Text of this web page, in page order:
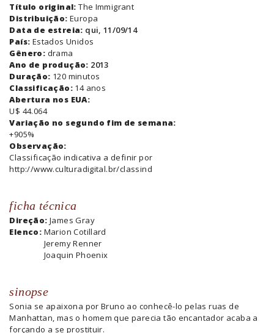
Título original:The Immigrant
Distribuição: Europa
Data de estreia: qui, 11/09/14
País: Estados Unidos
Gênero: drama
Ano de produção: 2013
Duração: 120 minutos
Classificação: 14 anos
Abertura nos EUA:
U$ 44.064
Variação no segundo fim de semana:
+905%
Observação:
Classificação indicativa a definir por
http://www.culturadigital.br/classind
ficha técnica
Direção: James Gray
Elenco: Marion Cotillard
Jeremy Renner
Joaquin Phoenix
sinopse
Sonia se apaixona por Bruno ao conhecê-lo pelas ruas de
Manhattan, mas o homem que parecia tão encantador acaba a
forçando a se prostituir.